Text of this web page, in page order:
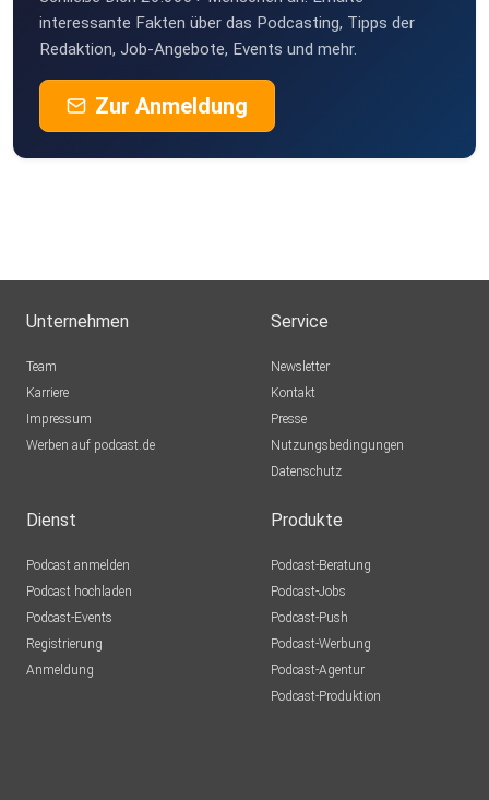
interessante Fakten über das Podcasting, Tipps der
Redaktion, Job-Angebote, Events und mehr.
Zur Anmeldung
Unternehmen
Team
Karriere
Impressum
Werben auf podcast.de
Service
Newsletter
Kontakt
Presse
Nutzungsbedingungen
Datenschutz
Dienst
Podcast anmelden
Podcast hochladen
Podcast-Events
Registrierung
Anmeldung
Produkte
Podcast-Beratung
Podcast-Jobs
Podcast-Push
Podcast-Werbung
Podcast-Agentur
Podcast-Produktion